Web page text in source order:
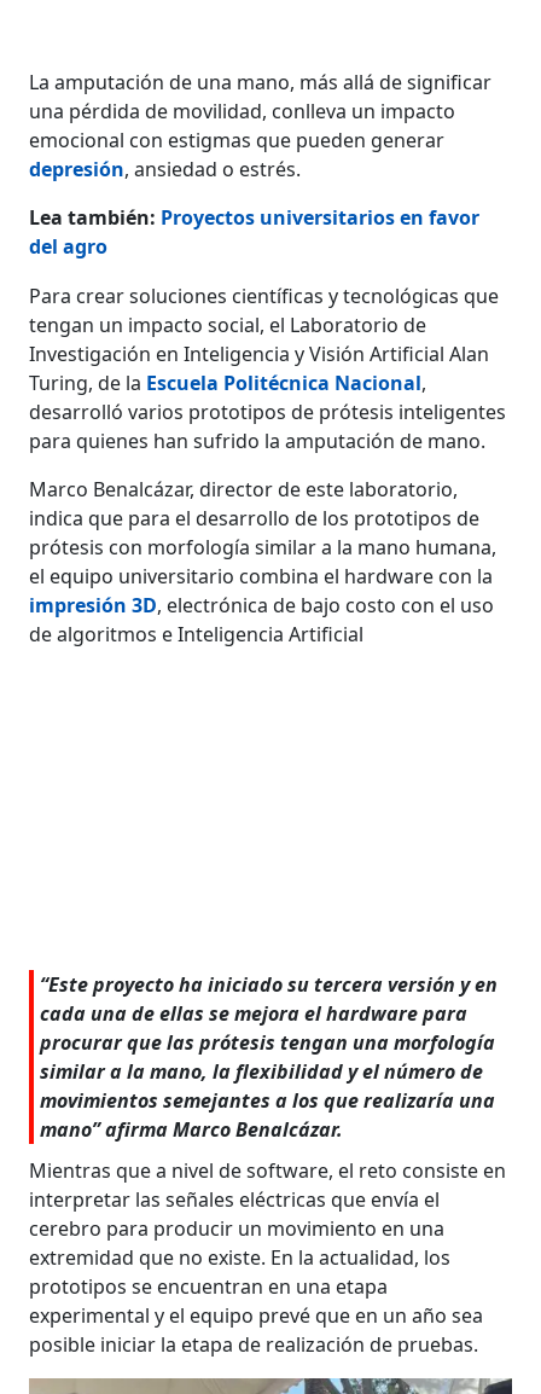
La amputación de una mano, más allá de significar
una pérdida de movilidad, conlleva un impacto
emocional con estigmas que pueden generar
depresión, ansiedad o estrés.
Lea también: Proyectos universitarios en favor
del agro
Para crear soluciones científicas y tecnológicas que
tengan un impacto social, el Laboratorio de
Investigación en Inteligencia y Visión Artificial Alan
Turing, de la Escuela Politécnica Nacional,
desarrolló varios prototipos de prótesis inteligentes
para quienes han sufrido la amputación de mano.
Marco Benalcázar, director de este laboratorio,
indica que para el desarrollo de los prototipos de
prótesis con morfología similar a la mano humana,
el equipo universitario combina el hardware con la
impresión 3D, electrónica de bajo costo con el uso
de algoritmos e Inteligencia Artificial
“Este proyecto ha iniciado su tercera versión y en
cada una de ellas se mejora el hardware para
procurar que las prótesis tengan una morfología
similar a la mano, la flexibilidad y el número de
movimientos semejantes a los que realizaría una
mano” afirma Marco Benalcázar.
Mientras que a nivel de software, el reto consiste en
interpretar las señales eléctricas que envía el
cerebro para producir un movimiento en una
extremidad que no existe. En la actualidad, los
prototipos se encuentran en una etapa
experimental y el equipo prevé que en un año sea
posible iniciar la etapa de realización de pruebas.